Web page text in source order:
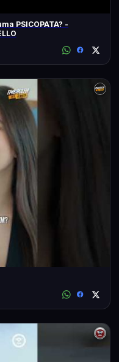
PSICOPATA? -